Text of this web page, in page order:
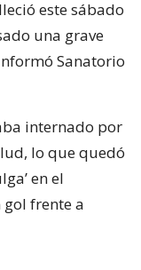
este sábado
una grave
Sanatorio
internado por
lo que quedó
en el
frente a